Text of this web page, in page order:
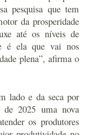
pesquisa que tem
da prosperidade
até os níveis de
é ela que vai nos
plena”, afirma o
lado e da seca por
2025 uma nova
os produtores